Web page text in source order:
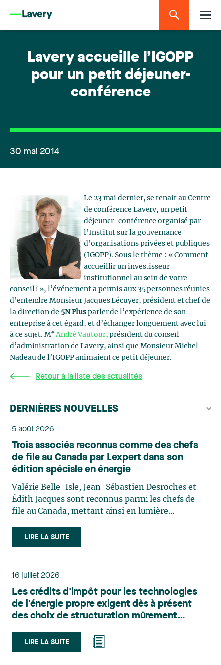
Lavery accueille l’IGOPP
pour un petit déjeuner-
conférence
30 mai 2014
Le 23 mai dernier, se tenait au Centre
de conférence Lavery, un petit
déjeuner-conférence organisé par
l’Institut sur la gouvernance
d’organisations privées et publiques
(IGOPP). Sous le thème : « Comment
accueillir un investisseur
institutionnel au sein de votre
conseil? », l’événement a permis aux 35 personnes réunies
d’entendre Monsieur Jacques Lécuyer, président et chef de
la direction de 5N Plus parler de l’expérience de son
entreprise à cet égard, et d’échanger longuement avec lui
à ce sujet. Me André Vautour, président du conseil
d’administration de Lavery, ainsi que Monsieur Michel
Nadeau de l’IGOPP animaient ce petit déjeuner.
Retour à la liste des actualités
DERNIÈRES NOUVELLES
5 août 2026
Trois associés reconnus comme des chefs
de file au Canada par Lexpert dans son
édition spéciale en énergie
Valérie Belle-Isle, Jean-Sébastien Desroches et
Édith Jacques sont reconnus parmi les chefs de
file au Canada, mettant ainsi en lumière
le domaine du droit des technologies. Valérie
Belle-Isle est associée au sein du groupe de droit
principalement sur le droit de l’environnement,
du territoire. Elle conseille et représente une
clientèle publique et privée dans le cadre d’enjeux
touchant notamment les obligations
et de permis, l’application et la contestation de
règlements d’urbanisme, ainsi que les dossiers
LIRE LA SUITE
16 juillet 2026
Les crédits d'impôt pour les technologies
de l'énergie propre exigent dès à présent
des choix de structuration mûrement
LIRE LA SUITE